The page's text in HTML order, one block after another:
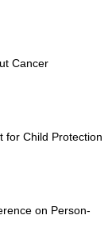
Cancer
for Child Protection
on Person-